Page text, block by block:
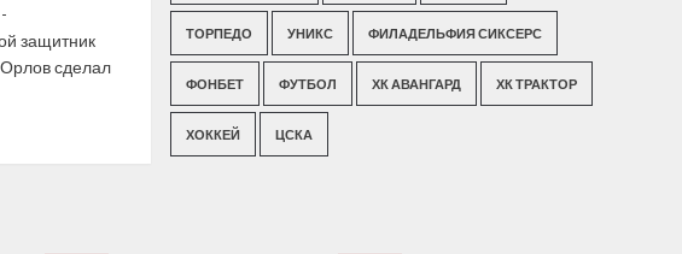
защитник
сделал
ТОРПЕДО УНИКС ФИЛАДЕЛЬФИЯ СИКСЕРС
ФОНБЕТ ФУТБОЛ ХК АВАНГАРД ХК ТРАКТОР
ХОККЕЙ ЦСКА